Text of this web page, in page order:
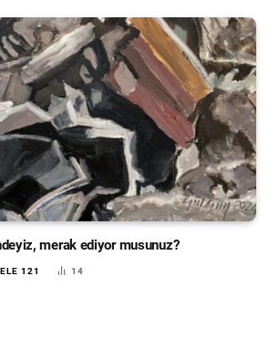
merak ediyor musunuz?
121 14